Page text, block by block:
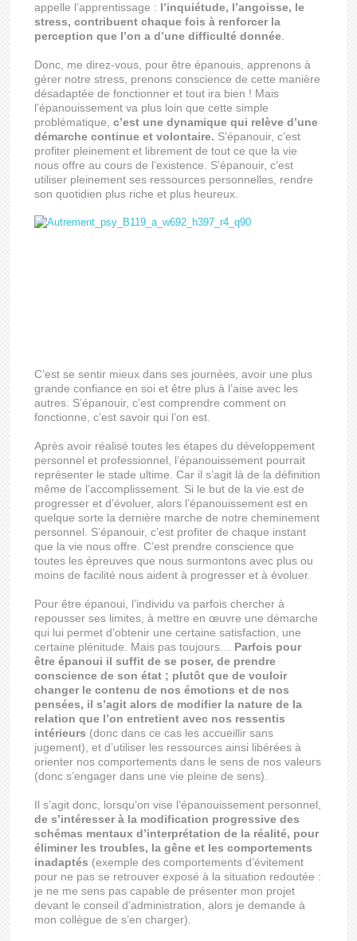
appelle l’apprentissage : l’inquiétude, l’angoisse, le
stress, contribuent chaque fois à renforcer la
perception que l’on a d’une difficulté donnée
Donc, me direz-vous, pour être épanouis, apprenons à
gérer notre stress, prenons conscience de cette manière
désadaptée de fonctionner et tout ira bien ! Mais
l’épanouissement va plus loin que cette simple
problématique,c’est une dynamique qui relève d’une
démarche continue et volontaire. S’épanouir, c’est
profiter pleinement et librement de tout ce que la vie
nous offre au cours de l’existence. S’épanouir, c’est
utiliser pleinement ses ressources personnelles, rendre
son quotidien plus riche et plus heureux.
C’est se sentir mieux dans ses journées, avoir une plus
grande confiance en soi et être plus à l’aise avec les
autres. S’épanouir, c’est comprendre comment on
fonctionne, c’est savoir qui l’on est.
Après avoir réalisé toutes les étapes du développement
personnel et professionnel, l’épanouissement pourrait
représenter le stade ultime. Car il s’agit là de la définition
même de l’accomplissement. Si le but de la vie est de
progresser et d’évoluer, alors l’épanouissement est en
quelque sorte la dernière marche de notre cheminement
personnel. S’épanouir, c’est profiter de chaque instant
que la vie nous offre. C’est prendre conscience que
toutes les épreuves que nous surmontons avec plus ou
moins de facilité nous aident à progresser et à évoluer.
Pour être épanoui, l’individu va parfois chercher à
repousser ses limites, à mettre en œuvre une démarche
qui lui permet d’obtenir une certaine satisfaction, une
certaine plénitude. Mais pas toujours… Parfois pour
être épanoui il suffit de se poser, de prendre
conscience de son état ; plutôt que de vouloir
changer le contenu de nos émotions et de nos
pensées, il s’agit alors de modifier la nature de la
relation que l’on entretient avec nos ressentis
intérieurs (donc dans ce cas les accueillir sans
jugement), et d’utiliser les ressources ainsi libérées à
orienter nos comportements dans le sens de nos valeurs
(donc s’engager dans une vie pleine de sens).
Il s’agit donc, lorsqu’on vise l’épanouissement personnel,
de s’intéresser à la modification progressive des
schémas mentaux d’interprétation de la réalité, pour
éliminer les troubles, la gêne et les comportements
inadaptés (exemple des comportements d’évitement
pour ne pas se retrouver exposé à la situation redoutée :
je ne me sens pas capable de présenter mon projet
devant le conseil d’administration, alors je demande à
mon collègue de s’en charger).